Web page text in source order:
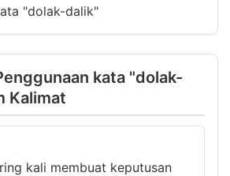
"dolak-dalik"
kata "dolak-
Kalimat
kali membuat keputusan